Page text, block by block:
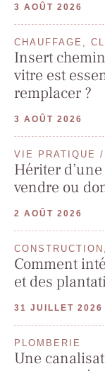
3 AOÛT 2026
CHAUFFAGE,
Insert
vitre est
remplacer ?
3 AOÛT 2026
VIE PRATIQUE /
Hériter
vendre ou
2 AOÛT 2026
Comment
et des
31 JUILLET 2026
PLOMBERIE
Une